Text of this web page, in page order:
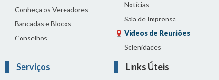
Conheça os Vereadores
Bancadas e Blocos
Conselhos
Notícias
Sala de Imprensa
Vídeos de Reuniões
Solenidades
Serviços Links Úteis